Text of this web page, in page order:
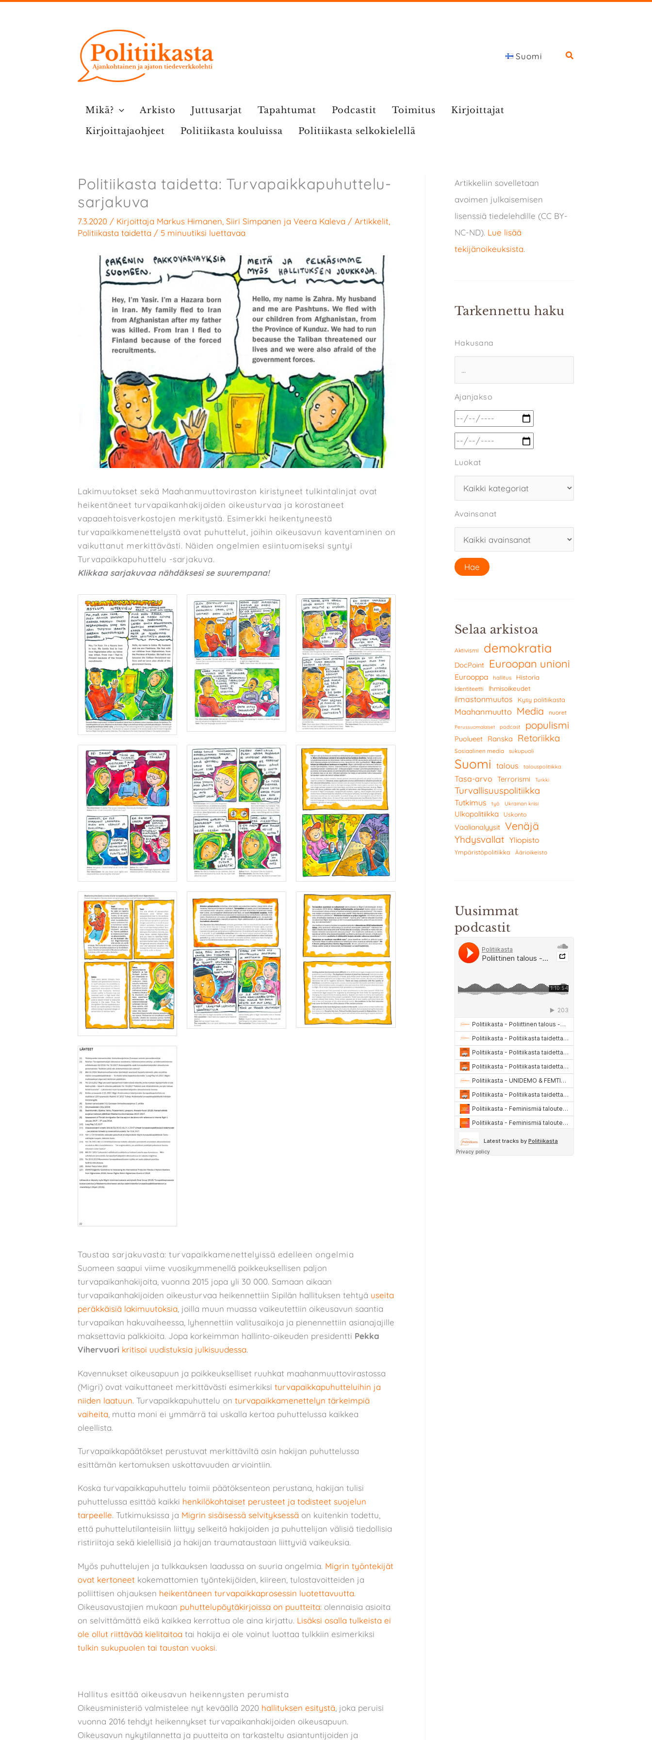
Suomi
Mikä? Arkisto Juttusarjat Tapahtumat Podcastit Toimitus
Kirjoittajat
Kirjoittajaohjeet
Politiikasta kouluissa Politiikasta selkokielellä
Politiikasta taidetta: Turvapaikkapuhuttelu-
sarjakuva
7.3.2020 / Kirjoittaja Markus Himanen Siiri Simpanen ja Veera Kaleva / Artikkelit
Politiikasta taidetta / 5 minuutiksi luettavaa
Lakimuutokset sekä Maahanmuuttoviraston kiristyneet tulkintalinjat ovat
heikentäneet turvapaikanhakijoiden oikeusturvaa ja korostaneet
vapaaehtoisverkostojen merkitystä. Esimerkki heikentyneestä
turvapaikkamenettelystä ovat puhuttelut, joihin oikeusavun kaventaminen on
vaikuttanut merkittävästi. Näiden ongelmien esiintuomiseksi syntyi
Turvapaikkapuhuttelu -sarjakuva.
Klikkaa sarjakuvaa nähdäksesi se suurempana!
Taustaa sarjakuvasta: turvapaikkamenettelyissä edelleen ongelmia
Suomeen saapui viime vuosikymmenellä poikkeuksellisen paljon
turvapaikanhakijoita, vuonna 2015 jopa yli 30 000. Samaan aikaan
turvapaikanhakijoiden oikeusturvaa heikennettiin Sipilän hallituksen tehtyä useita
peräkkäisiä lakimuutoksia , joilla muun muassa vaikeutettiin oikeusavun saantia
turvapaikan hakuvaiheessa, lyhennettiin valitusaikoja ja pienennettiin asianajajille
maksettavia palkkioita. Jopa korkeimman hallinto-oikeuden presidentti Pekka
Vihervuori kritisoi uudistuksia julkisuudessa.
Kavennukset oikeusapuun ja poikkeukselliset ruuhkat maahanmuuttovirastossa
(Migri) ovat vaikuttaneet merkittävästi esimerkiksi turvapaikkapuhutteluihin ja
niiden laatuun. Turvapaikkapuhuttelu on turvapaikkamenettelyn tärkeimpiä
vaiheita , mutta moni ei ymmärrä tai uskalla kertoa puhuttelussa kaikkea
oleellista.
Turvapaikkapäätökset perustuvat merkittäviltä osin hakijan puhuttelussa
esittämän kertomuksen uskottavuuden arviointiin.
Koska turvapaikkapuhuttelu toimii päätöksenteon perustana, hakijan tulisi
puhuttelussa esittää kaikki henkilökohtaiset perusteet ja todisteet suojelun
tarpeelle. Tutkimuksissa ja Migrin sisäisessä selvityksessä on kuitenkin todettu,
että puhuttelutilanteisiin liittyy selkeitä hakijoiden ja puhuttelijan välisiä tiedollisia
ristiriitoja sekä kielellisiä ja hakijan traumataustaan liittyviä vaikeuksia.
Myös puhuttelujen ja tulkkauksen laadussa on suuria ongelmia. Migrin työntekijät
ovat kertoneet kokemattomien työntekijöiden, kiireen, tulostavoitteiden ja
poliittisen ohjauksen heikentäneen turvapaikkaprosessin luotettavuutta.
Oikeusavustajien mukaan puhuttelupöytäkirjoissa on puutteita: olennaisia asioita
on selvittämättä eikä kaikkea kerrottua ole aina kirjattu. Lisäksi osalla tulkeista ei
ole ollut riittävää kielitaitoa tai hakija ei ole voinut luottaa tulkkiin esimerkiksi
tulkin sukupuolen tai taustan vuoksi.
Hallitus esittää oikeusavun heikennysten perumista
Oikeusministeriö valmistelee nyt keväällä 2020 hallituksen esitystä, joka peruisi
vuonna 2016 tehdyt heikennykset turvapaikanhakijoiden oikeusapuun.
Oikeusavun nykytilannetta ja puutteita on tarkasteltu asiantuntijoiden ja
Artikkeliin sovelletaan
avoimen julkaisemisen
lisenssiä tiedelehdille (CC BY-
NC-ND). Lue lisää
tekijänoikeuksista.
Tarkennettu haku
Hakusana
Ajanjakso
Luokat
Avainsanat
Selaa arkistoa
Aktivismi demokratia
DocPoint Euroopan unioni
Eurooppa hallitus Historia
Identiteetti Ihmisoikeudet
ilmastonmuutos Kysy politiikasta
Maahanmuutto Media nuoret
Perussuomalaiset podcast populismi
Puolueet Ranska Retoriikka
Sosiaalinen media sukupuoli
Suomi talous talouspolitiikka
Tasa-arvo Terrorismi Turkki
Turvallisuuspolitiikka
Tutkimus työ Ukrainan kriisi
Ulkopolitiikka Uskonto
Vaalianalyysit Venäjä
Yhdysvallat Yliopisto
Ympäristöpolitiikka Äärioikeisto
Uusimmat
podcastit